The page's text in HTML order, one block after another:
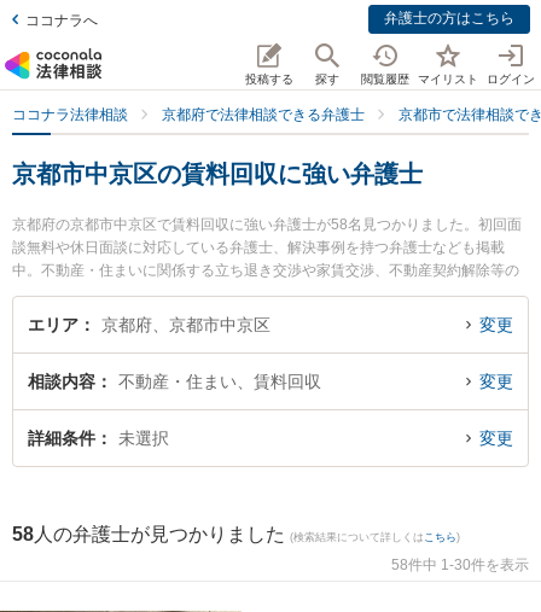
ココナラへ 弁護士の方はこちら
投稿する 探す 閲覧履歴 マイリスト ログイン
ココナラ法律相談 京都府で法律相談できる弁護士 京都市で法律相談で
京都市中京区の賃料回収に強い弁護士
京都府の京都市中京区で賃料回収に強い弁護士が58名見つかりました。初回面
談無料や休日面談に対応している弁護士、解決事例を持つ弁護士なども掲載
中。不動産・住まいに関係する立ち退き交渉や家賃交渉、不動産契約解除等の
細かな分野での絞り込み検索もでき便利です。特に紳法律事務所の丸山 紳弁護
士や京都リレイズ法律事務所の豊山 博子弁護士、西谷・三田村法律事務所の西
護士に相談したい』『賃料回収のトラブル解決の実績豊富な近くの弁護士を検
索したい』『初回相談無料で賃料回収を法律相談できる京都市中京区内の弁護
士に相談予約したい』などでお困りの相談者さんにおすすめです。
エリア 京都府、京都市中京区 変更
相談内容 不動産・住まい、賃料回収 変更
詳細条件 未選択 変更
58 人の弁護士が見つかりました (検索結果について詳しくは こちら)
58件中 1-30件を表示